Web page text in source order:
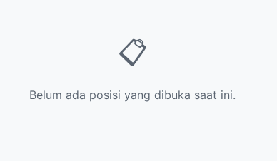
📋
Belum ada posisi yang dibuka saat ini.